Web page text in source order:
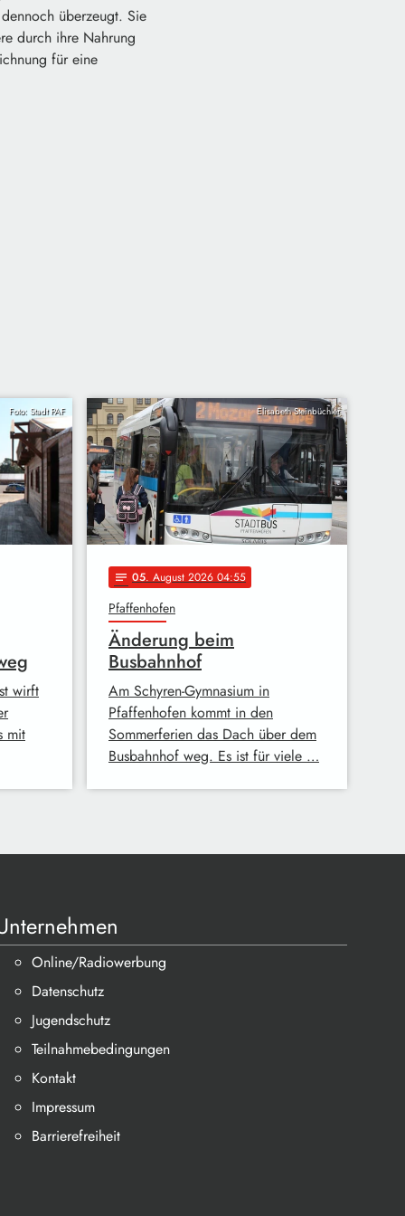
überzeugt. Sie
durch ihre Nahrung
für eine
Foto: Stadt PAF
wirft
mit
Elisabeth Steinbüchler
notes 05. August 2026 04:55
Pfaffenhofen
Änderung beim
Busbahnhof
Am Schyren-Gymnasium in
Pfaffenhofen kommt in den
Sommerferien das Dach über dem
Busbahnhof weg. Es ist für viele …
Online/Radiowerbung
Datenschutz
Jugendschutz
Teilnahmebedingungen
Kontakt
Impressum
Barrierefreiheit